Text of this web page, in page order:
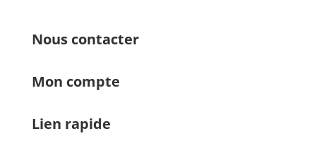
Nous contacter
Mon compte
Lien rapide